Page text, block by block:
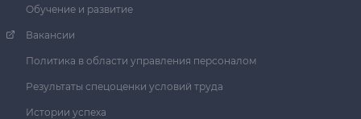
Обучение и развитие
Вакансии
Политика в области управления персоналом
Результаты спецоценки условий труда
Истории успеха